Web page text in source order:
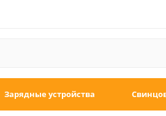
Зарядные устройства